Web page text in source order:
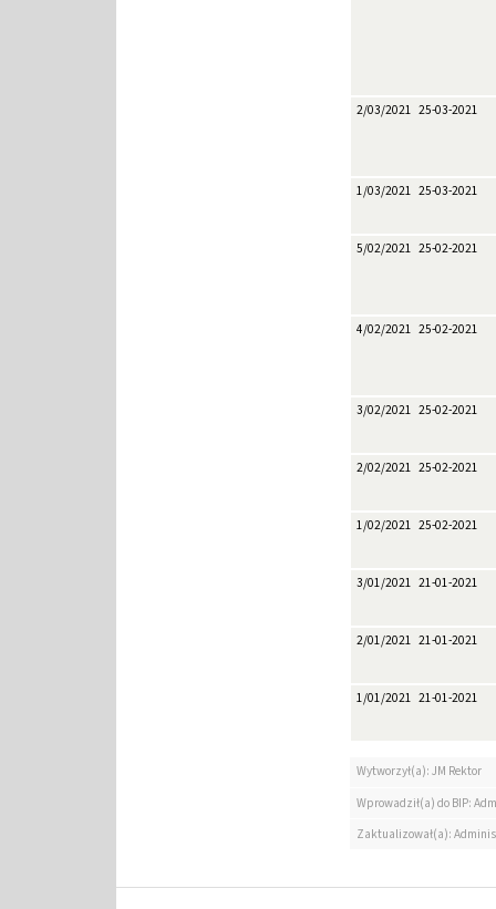
2/03/2021 25-03-2021
1/03/2021 25-03-2021
5/02/2021 25-02-2021
4/02/2021 25-02-2021
3/02/2021 25-02-2021
2/02/2021 25-02-2021
1/02/2021 25-02-2021
3/01/2021 21-01-2021
2/01/2021 21-01-2021
1/01/2021 21-01-2021
Wytworzył(a): JM Rektor
Wprowadził(a) do BIP:
Zaktualizował(a):